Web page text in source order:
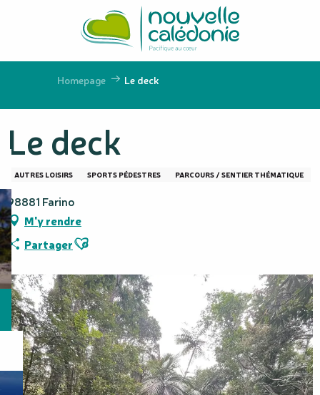
principal
Homepage Le deck
Le deck
AUTRES LOISIRS SPORTS PÉDESTRES PARCOURS / SENTIER THÉMATIQUE
98881 Farino
M'y rendre
PartagerAjouter aux favoris